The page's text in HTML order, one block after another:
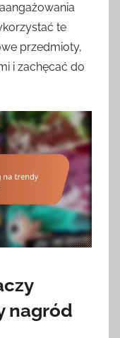
te
przedmioty,
i zachęcać do
nagród